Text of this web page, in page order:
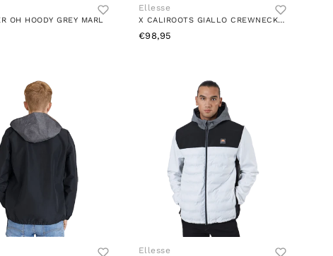
OH HOODY GREY MARL
Ellesse
X CALIROOTS GIALLO CREWNECK BLACK
€98,95
Ellesse